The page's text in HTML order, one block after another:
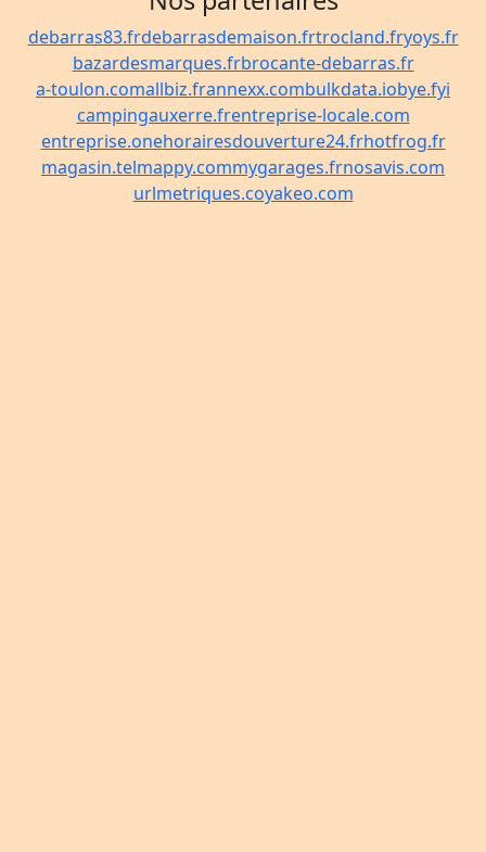
debarras83.frdebarrasdemaison.frtrocland.fryoys.fr
bazardesmarques.frbrocante-debarras.fr
a-toulon.comallbiz.frannexx.combulkdata.iobye.fyi
campingauxerre.frentreprise-locale.com
entreprise.onehorairesdouverture24.frhotfrog.fr
magasin.telmappy.commygarages.frnosavis.com
urlmetriques.coyakeo.com